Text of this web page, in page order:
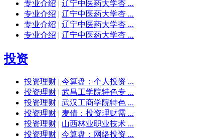
专业介绍 | 辽宁中医药大学杏 ...
专业介绍 | 辽宁中医药大学杏 ...
专业介绍 | 辽宁中医药大学杏 ...
专业介绍 | 辽宁中医药大学杏 ...
投资
投资理财 | 今算盘：个人投资 ...
投资理财 | 武昌工学院特色专 ...
投资理财 | 武汉工商学院特色 ...
投资理财 | 麦倩：投资理财需 ...
投资理财 | 山西林业职业技术 ...
投资理财 | 今算盘：网络投资 ...